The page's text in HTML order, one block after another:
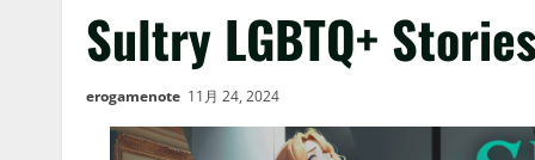
Sultry LGBTQ+
erogamenote 11月 24, 2024